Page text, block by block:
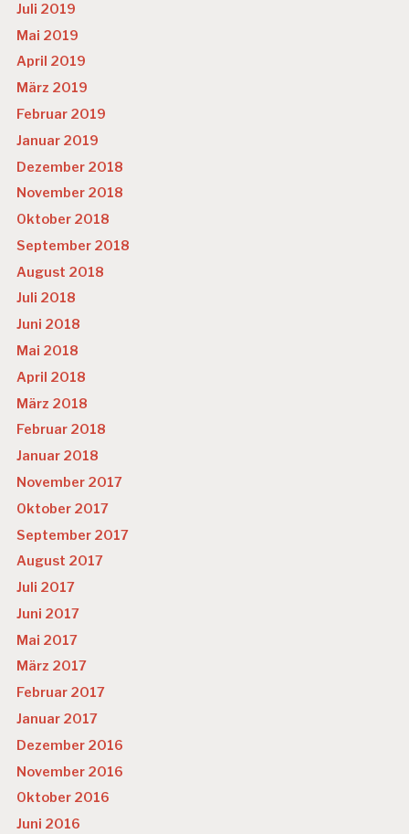
Juli 2019
Mai 2019
April 2019
März 2019
Februar 2019
Januar 2019
Dezember 2018
November 2018
Oktober 2018
September 2018
August 2018
Juli 2018
Juni 2018
Mai 2018
April 2018
März 2018
Februar 2018
Januar 2018
November 2017
Oktober 2017
September 2017
August 2017
Juli 2017
Juni 2017
Mai 2017
März 2017
Februar 2017
Januar 2017
Dezember 2016
November 2016
Oktober 2016
Juni 2016